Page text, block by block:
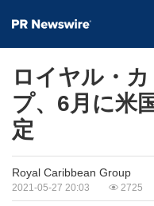
ロイヤル・
プ、6月に米
定
Royal Caribbean Group
2021-05-27 20:03 2725